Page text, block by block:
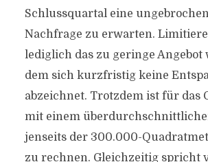
Schlussquartal eine
Nachfrage zu erwarten.
lediglich das zu geringe Angebot
dem sich kurzfristig keine
abzeichnet. Trotzdem ist für das
mit einem
jenseits der 300.000-
zu rechnen. Gleichzeitig spricht